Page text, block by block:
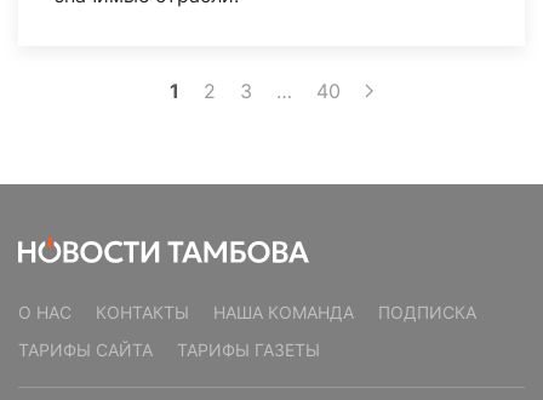
1 2 3 … 40
О НАС КОНТАКТЫ НАША КОМАНДА
ПОДПИСКА
ТАРИФЫ САЙТА
ТАРИФЫ ГАЗЕТЫ